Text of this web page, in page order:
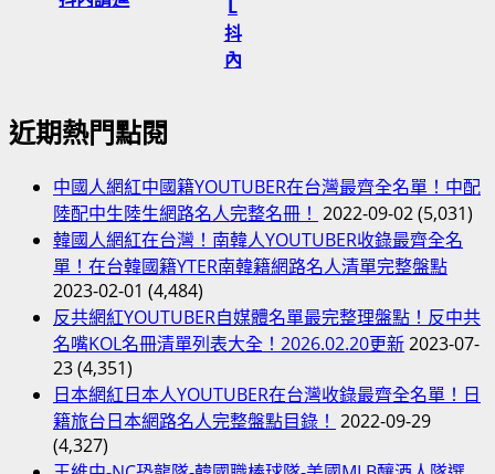
L
抖
內
近期熱門點閱
中國人網紅中國籍YOUTUBER在台灣最齊全名單！中配
陸配中生陸生網路名人完整名冊！ 2022-09-02(5,031)
韓國人網紅在台灣！南韓人YOUTUBER收錄最齊全名
單！在台韓國籍YTER南韓籍網路名人清單完整盤點
2023-02-01 (4,484)
反共網紅YOUTUBER自媒體名單最完整理盤點！反中共
名嘴KOL名冊清單列表大全！2026.02.20更新2023-07-
23(4,351)
日本網紅日本人YOUTUBER在台灣收錄最齊全名單！日
籍旅台日本網路名人完整盤點目錄！ 2022-09-29
(4,327)